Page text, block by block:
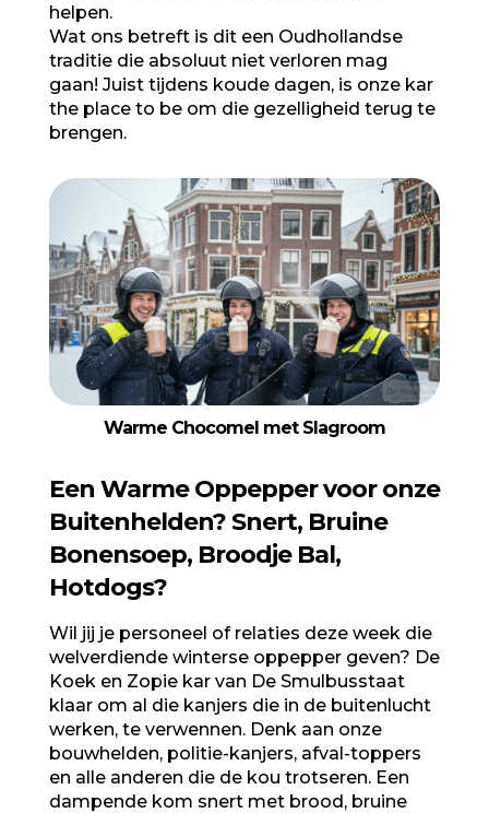
helpen.
Wat ons betreft is dit een Oudhollandse
traditie die absoluut niet verloren mag
gaan! Juist tijdens koude dagen, is onze kar
the place to be om die gezelligheid terug te
brengen.
Warme Chocomel met Slagroom
Een Warme Oppepper voor onze
Buitenhelden? Snert, Bruine
Bonensoep, Broodje Bal,
Hotdogs?
Wil jij je personeel of relaties deze week die
welverdiende winterse oppepper geven? De
Koek en Zopie kar van De Smulbusstaat
klaar om al die kanjers die in de buitenlucht
werken, te verwennen. Denk aan onze
bouwhelden, politie-kanjers, afval-toppers
en alle anderen die de kou trotseren. Een
dampende kom snert met brood,bruine